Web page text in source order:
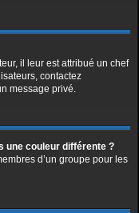
il leur est attribué un chef
contactez
message privé.
une couleur différente ?
d’un groupe pour les